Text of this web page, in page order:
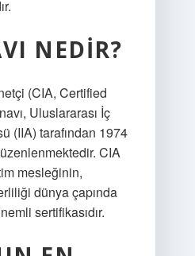
NEDIR?
(CIA, Certified
Uluslararası İç
(IIA) tarafından 1974
CIA
mesleğinin,
dünya çapında
sertifikasıdır.